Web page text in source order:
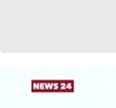
Apple